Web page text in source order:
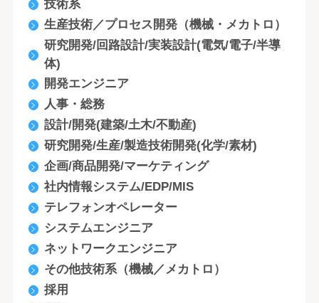
技術系
生産技術／プロセス開発（機械・メカトロ）
研究開発/回路設計/実装設計(電気/電子/半導
体)
開発エンジニア
人事・総務
設計/開発(建築/土木/不動産)
研究開発/生産/製造技術開発(化学/素材)
企画/商品開発/マーケティング
社内情報システム/EDP/MIS
テレフォンオペレーター
システムエンジニア
ネットワークエンジニア
その他技術系（機械／メカトロ）
採用